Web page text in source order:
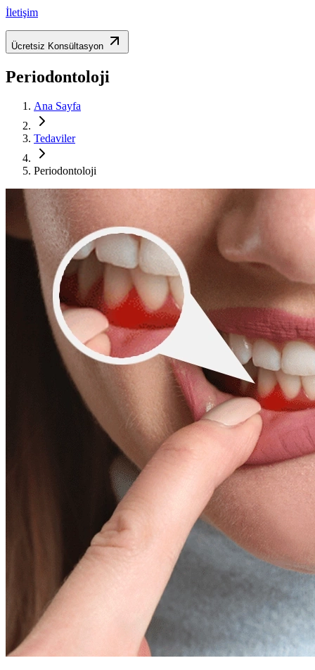
İletişim
Ücretsiz Konsültasyon
Periodontoloji
Ana Sayfa
Tedaviler
Periodontoloji